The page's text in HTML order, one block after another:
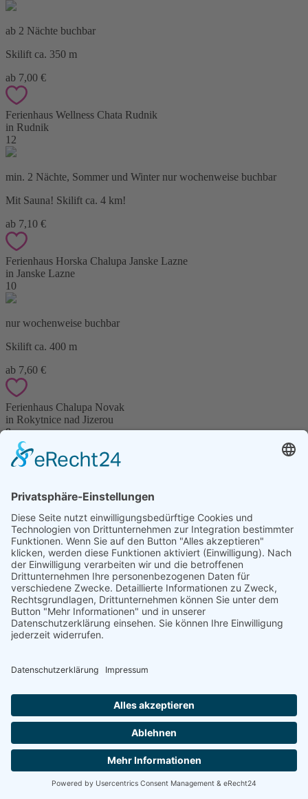
ab 2 Nächte buchbar
Skilift ca. 350 m
ab 7,00 €
Ferienhaus Wellness Chata Rudnik
in Rudnik
12
min. 2 Nächte, Sommer und Winter nur wochenweise buchbar
Mit Sauna! Skilift ca. 4 km!
ab 7,10 €
Ferienhaus Horska Chalupa Janske Lazne
in Janske Lazne
10
nur wochenweise buchbar
Skilift ca. 400 m
ab 7,60 €
Ferienhaus Chalupa Novak
in Rokytnice nad Jizerou
8
min. 2 Nächte, Sommer und Winter nur wochenweise buchbar
Skilift ca. 800 m
ab 7,68 €
Pension Turisticka Chata Sovin
in Korenov
38
mit Gästeküche
ab 7,90 €
Ferienwohnungen im Riesengebirge
in Rokytnice nad Jizerou